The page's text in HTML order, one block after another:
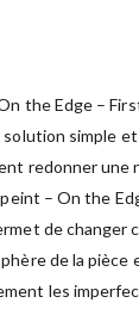
the Edge –
simple et
redonner une
– On the
de changer
de la pièce
les